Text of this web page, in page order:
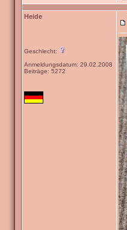
Heide
Geschlecht:
Anmeldungsdatum: 29.02.2008
Beiträge: 5272